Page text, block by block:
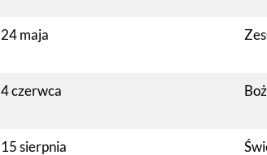
24 maja
4 czerwca
15 sierpnia